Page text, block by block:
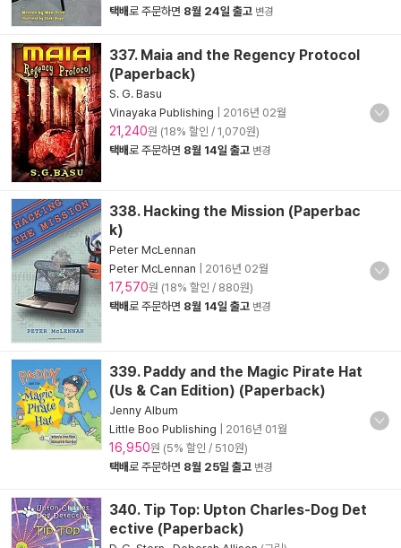
택배로 주문하면 8월 24일 출고 변경
337. Maia and the Regency Protocol
(Paperback)
S. G. Basu
Vinayaka Publishing
2016년 02월
21,240원 (18% 할인 / 1,070원)
택배로 주문하면 8월 14일 출고 변경
338. Hacking the Mission (Paperbac
k)
Peter McLennan
Peter McLennan
2016년 02월
17,570원 (18% 할인 / 880원)
택배로 주문하면 8월 14일 출고 변경
339. Paddy and the Magic Pirate Hat
(Us & Can Edition) (Paperback)
Jenny Album
Little Boo Publishing
2016년 01월
16,950원 (5% 할인 / 510원)
택배로 주문하면 8월 25일 출고 변경
340. Tip Top: Upton Charles-Dog Det
ective (Paperback)